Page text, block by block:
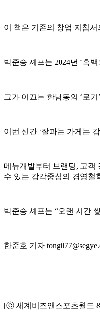
이 책은 기존의 창업 지침
박준승 셰프는 2024년 ‘흑
그가 이끄는 한남동의 ‘로
이번 신간 ‘잘파는 가게는
메뉴개발부터 브랜딩, 고객
수 있는 감각중심의 경영철
박준승 셰프는 “오랜 시간
한준호 기자
[ⓒ 세계비즈앤스포츠월드